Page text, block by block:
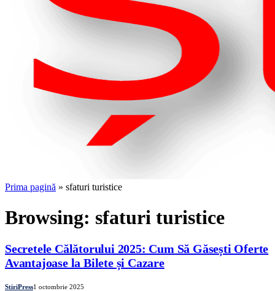
Prima pagină » sfaturi turistice
Browsing: sfaturi turistice
Secretele Călătorului 2025: Cum Să Găsești Oferte
Avantajoase la Bilete și Cazare
StiriPress1 octombrie 2025